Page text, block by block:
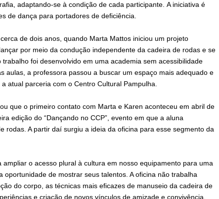
adaptando-se à condição de cada participante. A iniciativa é
de dança para portadores de deficiência.
de dois anos, quando Marta Mattos iniciou um projeto
por meio da condução independente da cadeira de rodas e se
foi desenvolvido em uma academia sem acessibilidade
aulas, a professora passou a buscar um espaço mais adequado e
atual parceria com o Centro Cultural Pampulha.
que o primeiro contato com Marta e Karen aconteceu em abril de
edição do “Dançando no CCP”, evento em que a aluna
rodas. A partir daí surgiu a ideia da oficina para esse segmento da
o acesso plural à cultura em nosso equipamento para uma
de mostrar seus talentos. A oficina não trabalha
do corpo, as técnicas mais eficazes de manuseio da cadeira de
e criação de novos vínculos de amizade e convivência,